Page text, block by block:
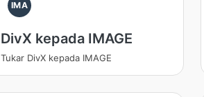
IMA
DivX kepada IMAGE
Tukar DivX kepada IMAGE